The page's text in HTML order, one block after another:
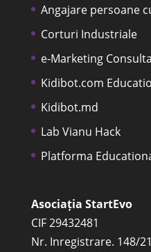
Angajare persoane
Corturi Industriale
e-Marketing
Kidibot.com
Kidibot.md
Lab Vianu Hack
Platforma
Asociația StartEvo
CIF 29432481
Nr. Inregistrare. 148/